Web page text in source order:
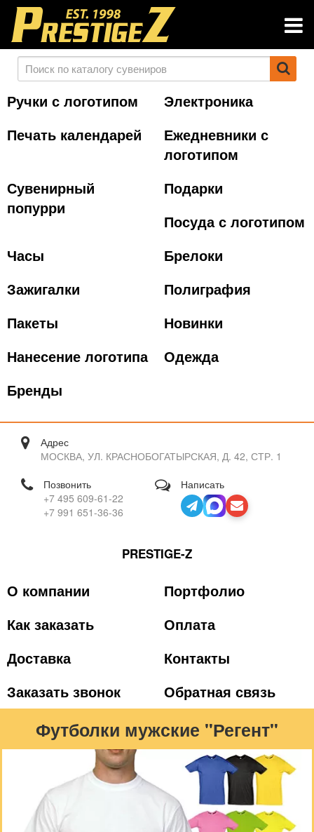
Ручки с логотипом
Электроника
Печать календарей
Ежедневники с
логотипом
Сувенирный
попурри
Подарки
Посуда с логотипом
Часы
Брелоки
Зажигалки
Полиграфия
Пакеты
Новинки
Нанесение логотипа
Одежда
Бренды
Адрес
МОСКВА, УЛ. КРАСНОБОГАТЫРСКАЯ, Д. 42, СТР. 1
Позвонить
+7 495 609-61-22
+7 991 651-36-36
Написать
PRESTIGE-Z
О компании
Портфолио
Как заказать
Оплата
Доставка
Контакты
Заказать звонок
Обратная связь
Футболки мужские "Регент"